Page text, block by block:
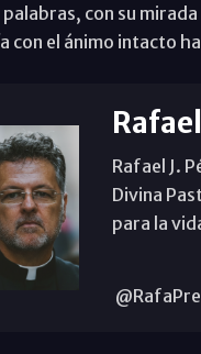
con su
con el ánimo intacto
Rafael J.
Divina
para la